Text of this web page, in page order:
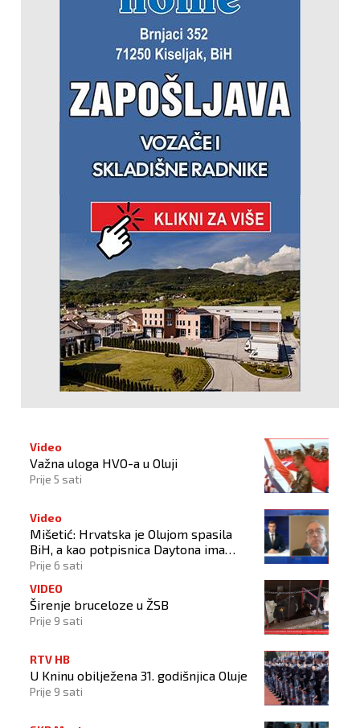
Video
Važna uloga HVO-a u Oluji
Prije 5 sati
Video
Mišetić: Hrvatska je Olujom spasila
BiH, a kao potpisnica Daytona ima
puno pravo štititi hrvatski narod
Prije 6 sati
VIDEO
Širenje bruceloze u ŽSB
Prije 9 sati
RTV HB
U Kninu obilježena 31. godišnjica Oluje
Prije 9 sati